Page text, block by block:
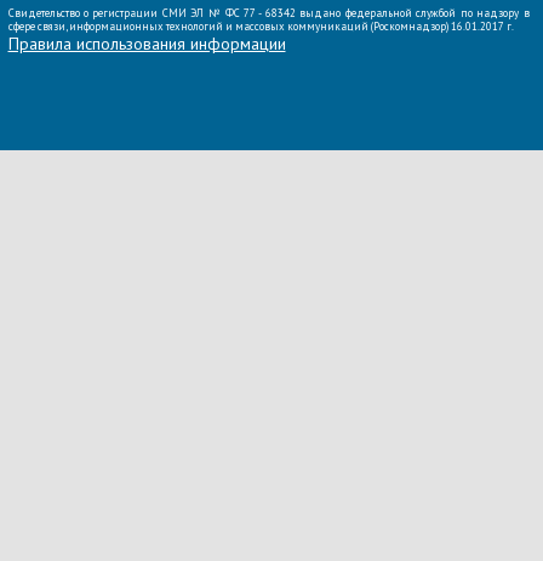
Свидетельство о регистрации СМИ ЭЛ № ФС 77 - 68342 выдано федеральной службой по надзору в
сфере связи, информационных технологий и массовых коммуникаций (Роскомнадзор) 16.01.2017 г.
Правила использования информации